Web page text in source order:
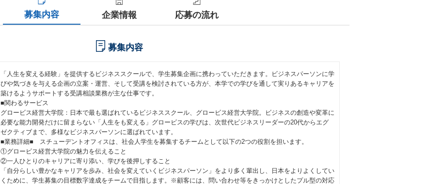
募集内容 企業情報 応募の流れ
募集内容
「人生を変える経験」を提供するビジネススクールで、学生募集企画に携わっていただきます。ビジネスパーソンに学
びや気づきを与える企画の立案・運営、そして受講を検討されている方が、本学での学びを通して実りあるキャリアを
築けるようサポートする受講相談業務が主な仕事です。
■関わるサービス
グロービス経営大学院：日本で最も選ばれているビジネススクール、グロービス経営大学院。ビジネスの創造や変革に
必要な能力開発だけに留まらない「人生をも変える」グロービスの学びは、次世代ビジネスリーダーの20代からエグ
ゼクティブまで、多様なビジネスパーソンに選ばれています。
■業務詳細■ スチューデントオフィスは、社会人学生を募集するチームとして以下の2つの役割を担います。
①グロービス経営大学院の魅力を伝えること
②一人ひとりのキャリアに寄り添い、学びを後押しすること
「自分らしい豊かなキャリアを歩み、社会を変えていくビジネスパーソン」をより多く輩出し、日本をよりよくしてい
くために、学生募集の目標数字達成をチームで目指します。※顧客には、問い合わせ等をきっかけとしたプル型の対応